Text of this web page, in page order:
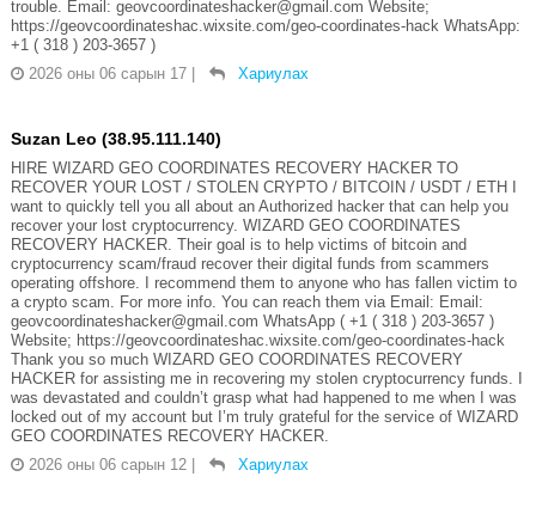
trouble. Email: geovcoordinateshacker@gmail.com Website;
https://geovcoordinateshac.wixsite.com/geo-coordinates-hack WhatsApp:
+1 ( 318 ) 203-3657 )
2026 оны 06 сарын 17 | Хариулах
Suzan Leo (38.95.111.140)
HIRE WIZARD GEO COORDINATES RECOVERY HACKER TO
RECOVER YOUR LOST / STOLEN CRYPTO / BITCOIN / USDT / ETH I
want to quickly tell you all about an Authorized hacker that can help you
recover your lost cryptocurrency. WIZARD GEO COORDINATES
RECOVERY HACKER. Their goal is to help victims of bitcoin and
cryptocurrency scam/fraud recover their digital funds from scammers
operating offshore. I recommend them to anyone who has fallen victim to
a crypto scam. For more info. You can reach them via Email: Email:
geovcoordinateshacker@gmail.com WhatsApp ( +1 ( 318 ) 203-3657 )
Website; https://geovcoordinateshac.wixsite.com/geo-coordinates-hack
Thank you so much WIZARD GEO COORDINATES RECOVERY
HACKER for assisting me in recovering my stolen cryptocurrency funds. I
was devastated and couldn’t grasp what had happened to me when I was
locked out of my account but I’m truly grateful for the service of WIZARD
GEO COORDINATES RECOVERY HACKER.
2026 оны 06 сарын 12 | Хариулах